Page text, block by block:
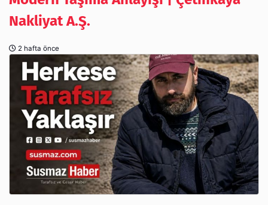
Nakliyat A.Ş.
2 hafta önce